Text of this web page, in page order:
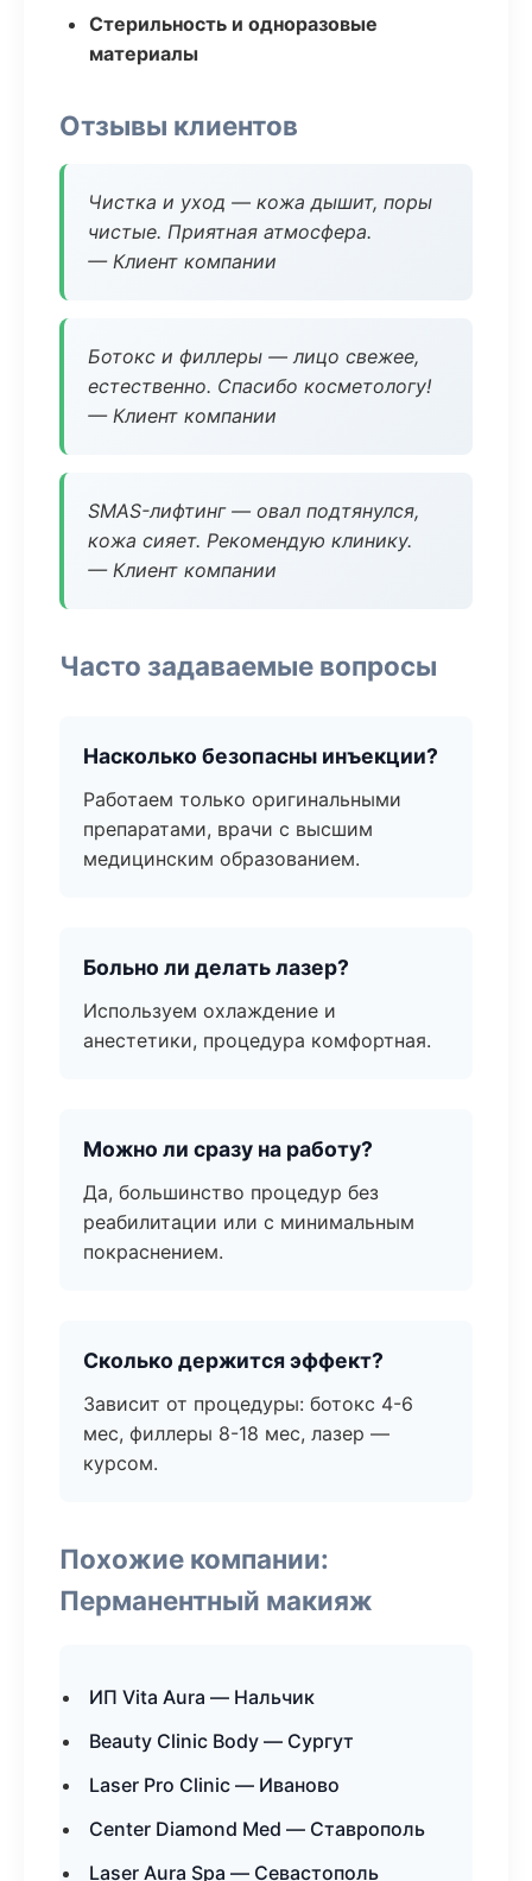
Стерильность и одноразовые
материалы
Отзывы клиентов
Чистка и уход — кожа дышит, поры
чистые. Приятная атмосфера.
— Клиент компании
Ботокс и филлеры — лицо свежее,
естественно. Спасибо косметологу!
— Клиент компании
SMAS-лифтинг — овал подтянулся,
кожа сияет. Рекомендую клинику.
— Клиент компании
Часто задаваемые вопросы
Насколько безопасны инъекции?
Работаем только оригинальными
препаратами, врачи с высшим
медицинским образованием.
Больно ли делать лазер?
Используем охлаждение и
анестетики, процедура комфортная.
Можно ли сразу на работу?
Да, большинство процедур без
реабилитации или с минимальным
покраснением.
Сколько держится эффект?
Зависит от процедуры: ботокс 4-6
мес, филлеры 8-18 мес, лазер —
курсом.
Похожие компании:
Перманентный макияж
ИП Vita Aura — Нальчик
Beauty Clinic Body — Сургут
Laser Pro Clinic — Иваново
Center Diamond Med — Ставрополь
Laser Aura Spa — Севастополь